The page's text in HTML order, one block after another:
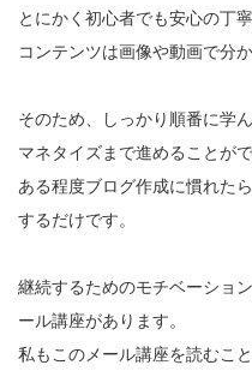
とにかく初心者でも安心の丁
コンテンツは画像や動画で分
そのため、しっかり順番に学
マネタイズまで進めることがで
ある程度ブログ作成に慣れた
するだけです。
継続するためのモチベーショ
ール講座があります。
私もこのメール講座を読むこ